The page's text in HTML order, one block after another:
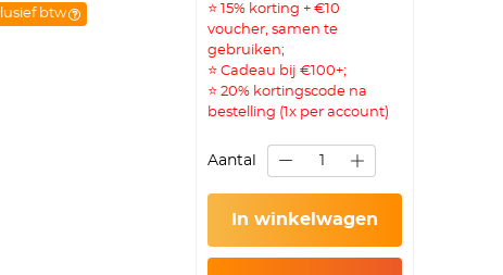
btw
⭐ 15% korting + €10
voucher, samen te
gebruiken;
⭐ Cadeau bij €100+;
⭐ 20% kortingscode na
bestelling (1x per account)
Aantal
In winkelwagen